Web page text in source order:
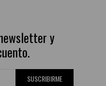
y
SUSCRIBIRME